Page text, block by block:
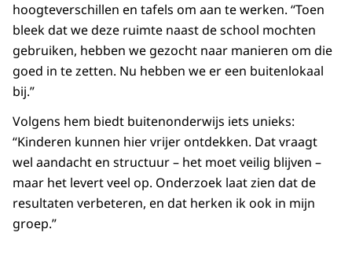
hoogteverschillen en tafels om aan te werken. “Toen
bleek dat we deze ruimte naast de school mochten
gebruiken, hebben we gezocht naar manieren om die
goed in te zetten. Nu hebben we er een buitenlokaal
bij.”
Volgens hem biedt buitenonderwijs iets unieks:
“Kinderen kunnen hier vrijer ontdekken. Dat vraagt
wel aandacht en structuur – het moet veilig blijven –
maar het levert veel op. Onderzoek laat zien dat de
resultaten verbeteren, en dat herken ik ook in mijn
groep.”